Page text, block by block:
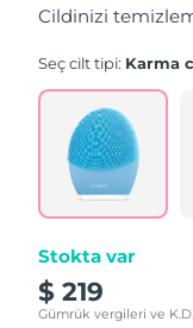
Cildinizi
Seç cilt tipi: Karma
Stokta var
$ 219
Gümrük vergileri ve